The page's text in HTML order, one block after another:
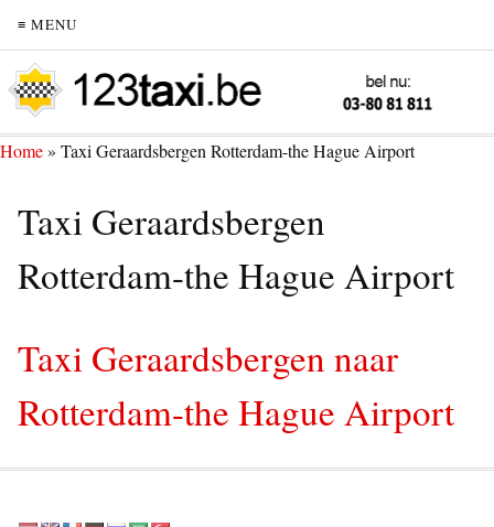
≡ MENU
Home» Taxi Geraardsbergen Rotterdam-the Hague Airport
Taxi Geraardsbergen
Rotterdam-the Hague Airport
Taxi Geraardsbergen naar
Rotterdam-the Hague Airport